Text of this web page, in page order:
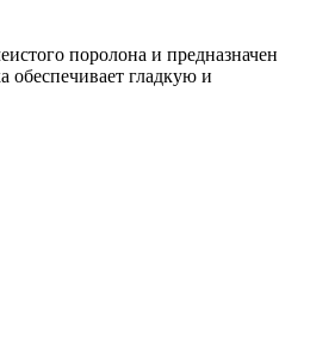
поролона и предназначен
обеспечивает гладкую и